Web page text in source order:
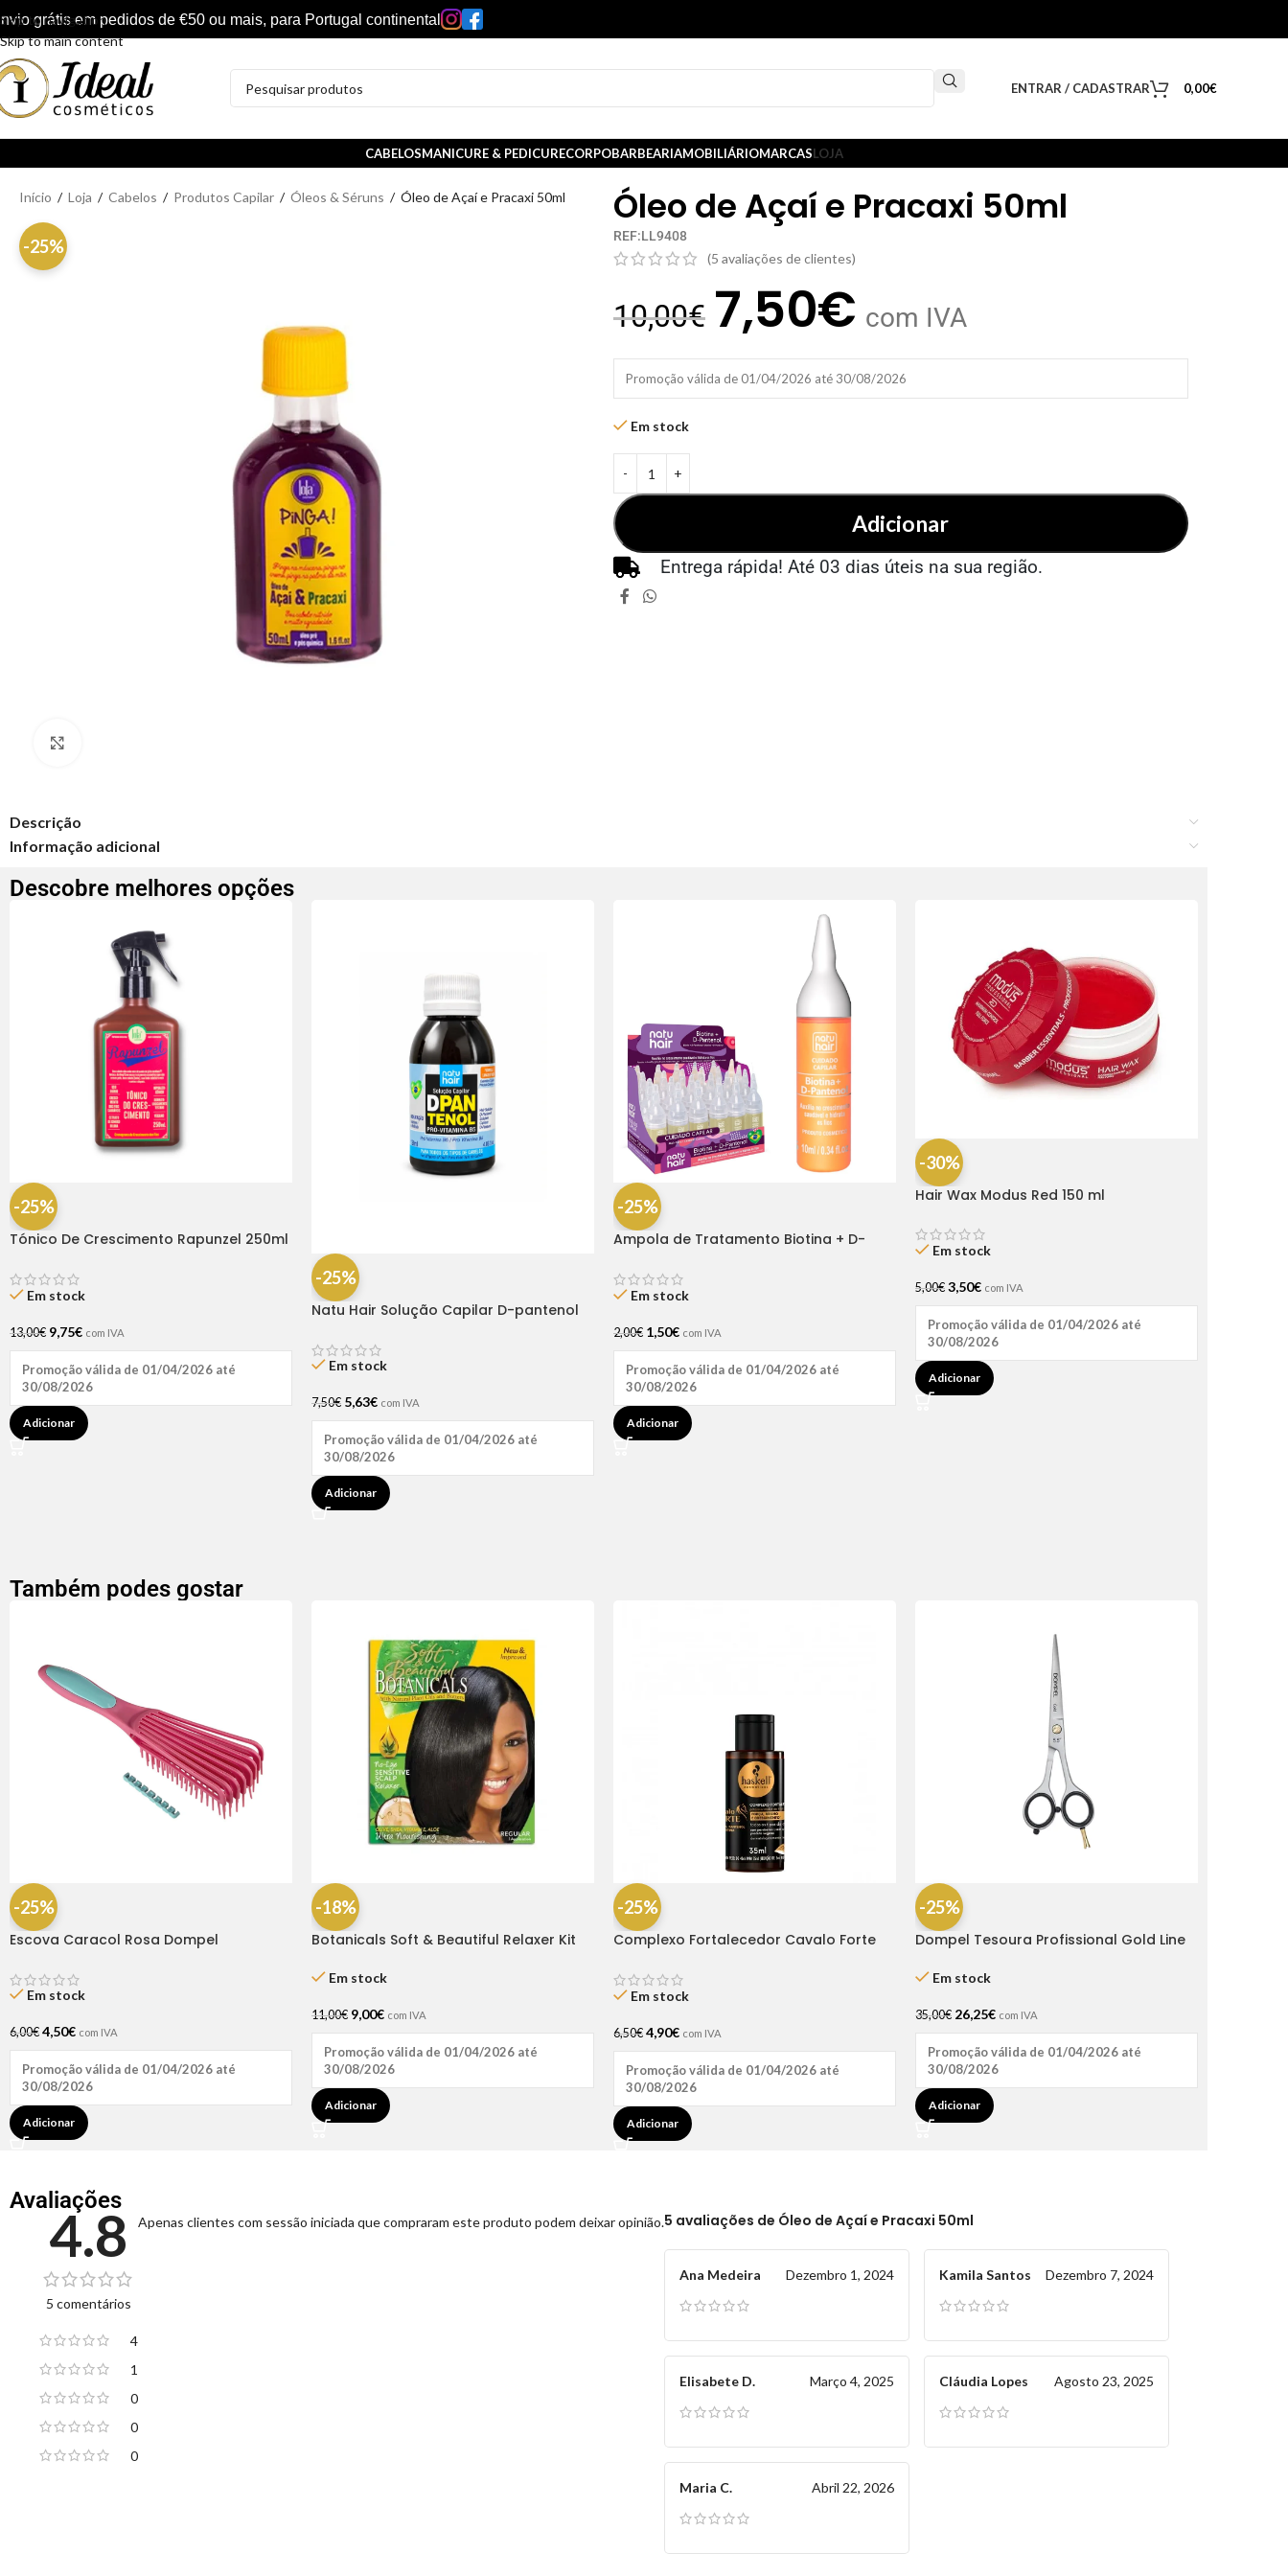
Skip to navigation
Skip to main content
grátis em pedidos de €50 ou mais, para Portugal continental
ENTRAR / CADASTRAR 0,00€
CABELOSMANICURE & PEDICURECORPOBARBEARIAMOBILIÁRIOMARCASLOJA
Início / Loja / Cabelos / Produtos Capilar / Óleos & Séruns / Óleo de Açaí e Pracaxi 50ml
-25%
Óleo de Açaí e Pracaxi 50ml
REF:LL9408
(5 avaliações de clientes)
10,00€ 7,50€ com IVA
Promoção válida de 01/04/2026 até 30/08/2026
Em stock
Adicionar
Entrega rápida! Até 03 dias úteis na sua região.
Descrição
Informação adicional
Descobre melhores opções
-25%
Tónico De Crescimento Rapunzel 250ml
Em stock
13,00€ 9,75€ com IVA
Promoção válida de 01/04/2026 até
30/08/2026
Adicionar
-25%
Natu Hair Solução Capilar D-pantenol
Em stock
7,50€ 5,63€ com IVA
Promoção válida de 01/04/2026 até
30/08/2026
Adicionar
-25%
Ampola de Tratamento Biotina + D-
Em stock
2,00€ 1,50€ com IVA
Promoção válida de 01/04/2026 até
30/08/2026
Adicionar
-30%
Hair Wax Modus Red 150 ml
Em stock
5,00€ 3,50€ com IVA
Promoção válida de 01/04/2026 até
30/08/2026
Adicionar
Também podes gostar
-25%
Escova Caracol Rosa Dompel
Em stock
6,00€ 4,50€ com IVA
Promoção válida de 01/04/2026 até
30/08/2026
Adicionar
-18%
Botanicals Soft & Beautiful Relaxer Kit
Em stock
11,00€ 9,00€ com IVA
Promoção válida de 01/04/2026 até
30/08/2026
Adicionar
-25%
Complexo Fortalecedor Cavalo Forte
Em stock
6,50€ 4,90€ com IVA
Promoção válida de 01/04/2026 até
30/08/2026
Adicionar
-25%
Dompel Tesoura Profissional Gold Line
Em stock
35,00€ 26,25€ com IVA
Promoção válida de 01/04/2026 até
30/08/2026
Adicionar
Avaliações
4.8
5 comentários
4
1
0
0
0
5 avaliações de Óleo de Açaí e Pracaxi 50ml
Ana Medeira Dezembro 1, 2024 Kamila Santos Dezembro 7, 2024
Elisabete D. Março 4, 2025 Cláudia Lopes Agosto 23, 2025
Maria C. Abril 22, 2026
Apenas clientes com sessão iniciada que compraram este produto podem deixar opinião.